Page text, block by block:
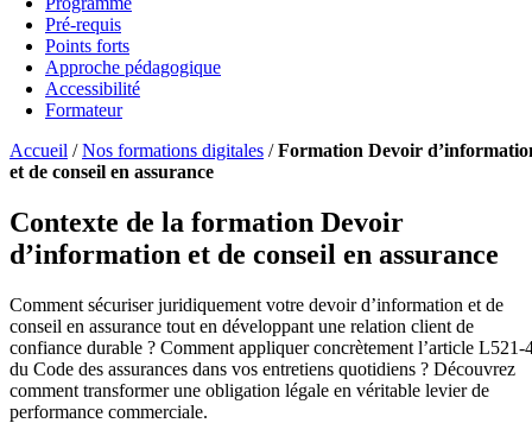
Pré-requis
Points forts
Approche pédagogique
Accessibilité
Formateur
Accueil /Nos formations digitales /Formation Devoir
et de conseil en assurance
Contexte de la formation Devoir
d’information et de conseil en assurance
Comment sécuriser juridiquement votre devoir d’information et de
conseil en assurance tout en développant une relation client de
confiance durable ? Comment appliquer concrètement l’article L521-
du Code des assurances dans vos entretiens quotidiens ? Découvrez
comment transformer une obligation légale en véritable levier de
performance commerciale.